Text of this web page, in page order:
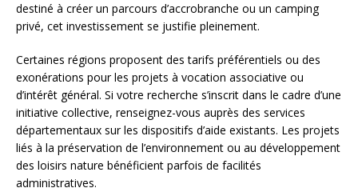
destiné à créer un parcours d’accrobranche ou un camping
privé, cet investissement se justifie pleinement.
Certaines régions proposent des tarifs préférentiels ou des
exonérations pour les projets à vocation associative ou
d’intérêt général. Si votre recherche s’inscrit dans le cadre d’une
initiative collective, renseignez-vous auprès des services
départementaux sur les dispositifs d’aide existants. Les projets
liés à la préservation de l’environnement ou au développement
des loisirs nature bénéficient parfois de facilités
administratives.